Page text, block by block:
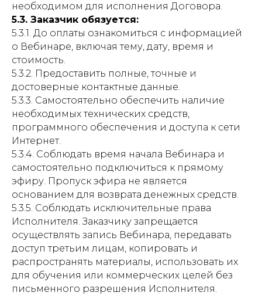
необходимом для исполнения Договора.
5.3. Заказчик обязуется:
5.3.1. До оплаты ознакомиться с информацией
о Вебинаре, включая тему, дату, время и
стоимость.
5.3.2. Предоставить полные, точные и
достоверные контактные данные.
5.3.3. Самостоятельно обеспечить наличие
необходимых технических средств,
программного обеспечения и доступа к сети
Интернет.
5.3.4. Соблюдать время начала Вебинара и
самостоятельно подключиться к прямому
эфиру. Пропуск эфира не является
основанием для возврата денежных средств.
5.3.5. Соблюдать исключительные права
Исполнителя. Заказчику запрещается
осуществлять запись Вебинара, передавать
доступ третьим лицам, копировать и
распространять материалы, использовать их
для обучения или коммерческих целей без
письменного разрешения Исполнителя.